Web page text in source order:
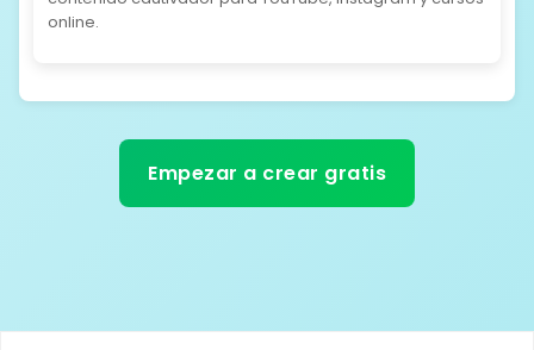
online.
Empezar a crear gratis